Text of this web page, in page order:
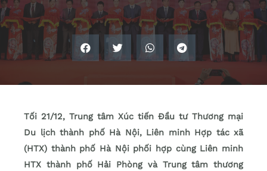
Tối 21/12, Trung tâm Xúc tiến Đầu tư Thương mại
Du lịch thành phố Hà Nội, Liên minh Hợp tác xã
(HTX) thành phố Hà Nội phối hợp cùng Liên minh
HTX thành phố Hải Phòng và Trung tâm thương